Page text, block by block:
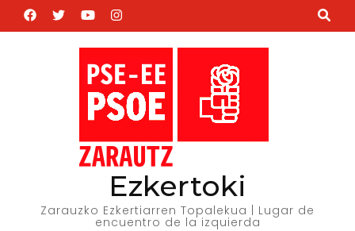
Saltar
al
Ezkertoki
Zarauzko Ezkertiarren Topalekua | Lugar de
encuentro de la izquierda